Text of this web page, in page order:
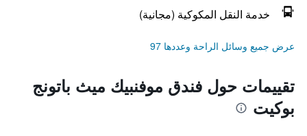
خدمة النقل المكوكية (مجانية)
عرض جميع وسائل الراحة وعددها 97
تقييمات حول فندق موفنبيك ميث باتونج
بوكيت